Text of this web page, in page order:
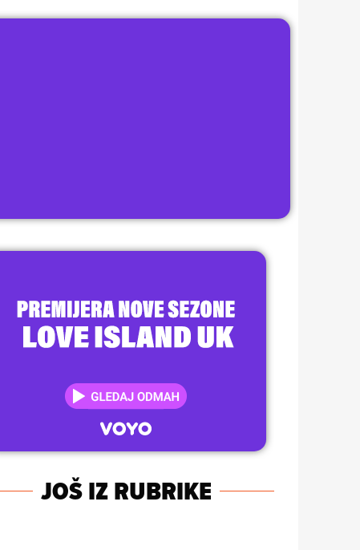
JOŠ IZ RUBRIKE